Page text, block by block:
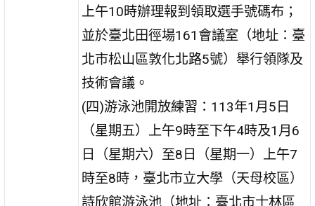
上午10時辦理報到領取選手號碼布；
並於臺北田徑場161會議室（地址：臺
北市松山區敦化北路5號）舉行領隊及
技術會議。
(四)游泳池開放練習：113年1月5日
（星期五）上午9時至下午4時及1月6
日（星期六）至8日（星期一）上午7
時至8時，臺北市立大學（天母校區）
詩欣館游泳池（地址：臺北市士林區